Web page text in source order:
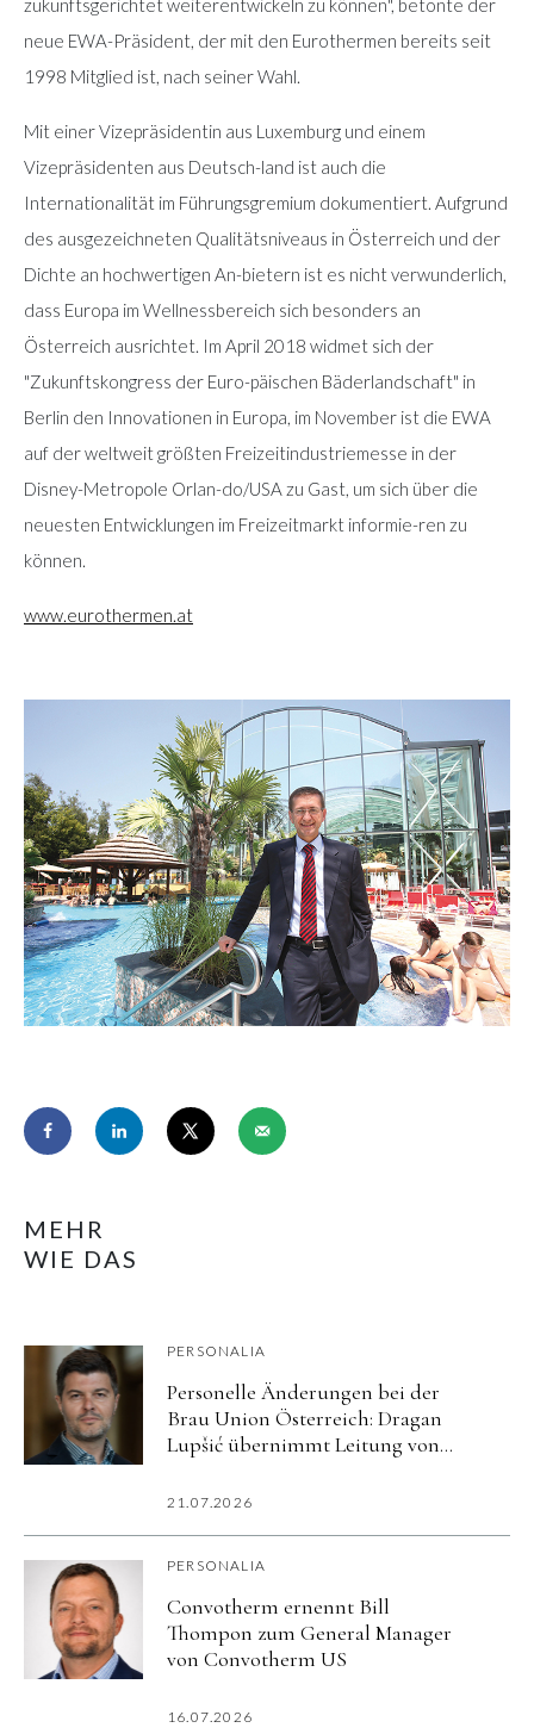
zukunftsgerichtet weiterentwickeln zu können", betonte der
neue EWA-Präsident, der mit den Eurothermen bereits seit
1998 Mitglied ist, nach seiner Wahl.
Mit einer Vizepräsidentin aus Luxemburg und einem
Vizepräsidenten aus Deutsch-land ist auch die
Internationalität im Führungsgremium dokumentiert. Aufgrund
des ausgezeichneten Qualitätsniveaus in Österreich und der
Dichte an hochwertigen An-bietern ist es nicht verwunderlich,
dass Europa im Wellnessbereich sich besonders an
Österreich ausrichtet. Im April 2018 widmet sich der
"Zukunftskongress der Euro-päischen Bäderlandschaft" in
Berlin den Innovationen in Europa, im November ist die EWA
auf der weltweit größten Freizeitindustriemesse in der
Disney-Metropole Orlan-do/USA zu Gast, um sich über die
neuesten Entwicklungen im Freizeitmarkt informie-ren zu
können.
www.eurothermen.at
MEHR
WIE DAS
PERSONALIA
Personelle Änderungen bei der
Brau Union Österreich: Dragan
Lupšić übernimmt Leitung von
21.07.2026
PERSONALIA
Convotherm ernennt Bill
Thompon zum General Manager
von Convotherm US
16.07.2026